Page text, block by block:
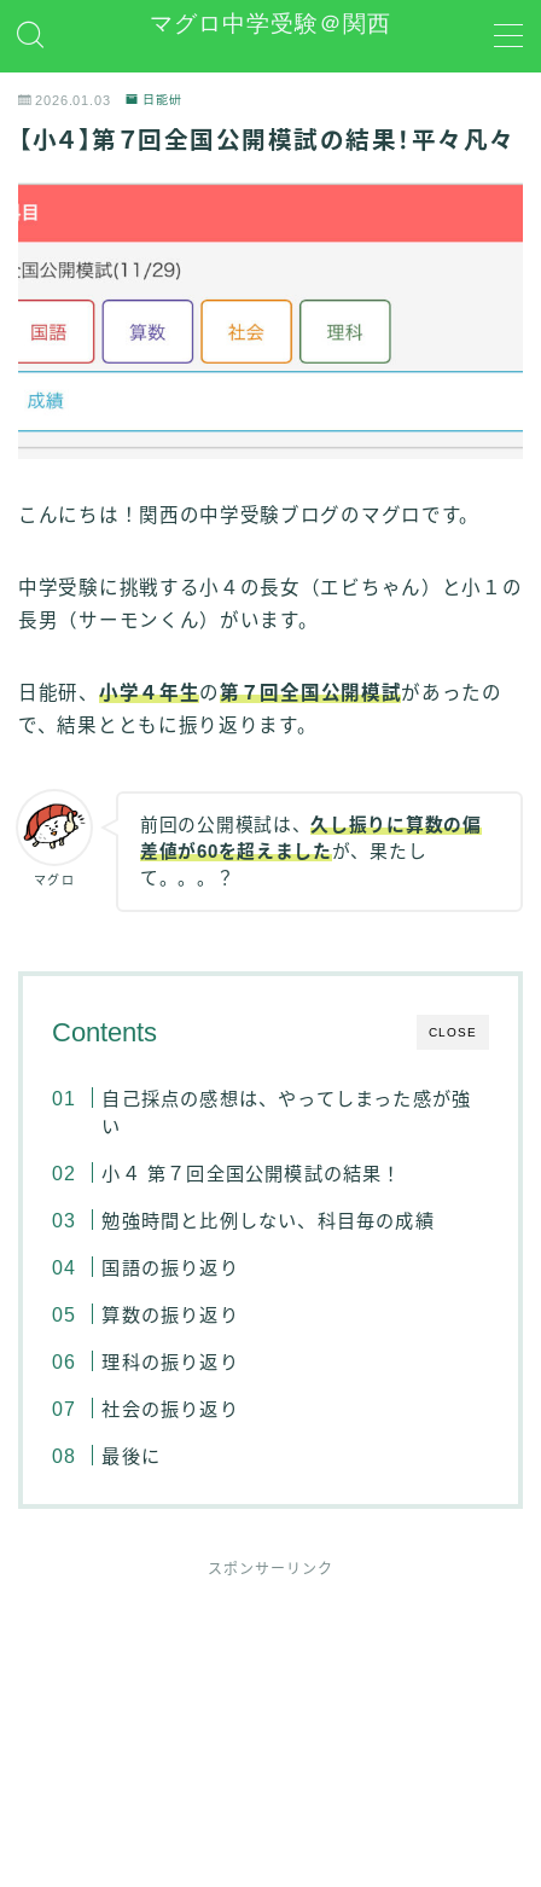
マグロ中学受験＠関西
その他 中学受験関連
お問い合わせ
プライバシーポリシー
2026.01.03 日能研
【小４】第７回全国公開模試の結果！平々凡々
こんにちは！関西の中学受験ブログのマグロです。
中学受験に挑戦する小４の長女（エビちゃん）と小１の
長男（サーモンくん）がいます。
日能研、 小学４年生の第７回全国公開模試があったの
で、結果とともに振り返ります。
マグロ
前回の公開模試は、久し振りに算数の偏
差値が60を超えましたが、果たし
て。。。？
CLOSE
Contents
自己採点の感想は、やってしまった感が強
い
小４ 第７回全国公開模試の結果！
勉強時間と比例しない、科目毎の成績
国語の振り返り
算数の振り返り
理科の振り返り
社会の振り返り
最後に
スポンサーリンク